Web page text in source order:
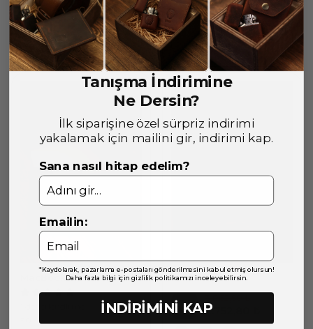
+1
STOKTA YOK SEPETE EKLE
MacBook Kılıfı 13" Nis
% 10 2.752,80 ₺
Tanışma İndirimine
Ne Dersin?
İlk siparişine özel sürpriz indirimi
yakalamak için mailini gir, indirimi kap.
Sana nasıl hitap edelim?
Emailin:
*Kaydolarak, pazarlama e-postaları gönderilmesini kabul etmiş olursun!
Daha fazla bilgi için gizlilik politikamızı inceleyebilirsin.
İNDİRİMİNİ KAP